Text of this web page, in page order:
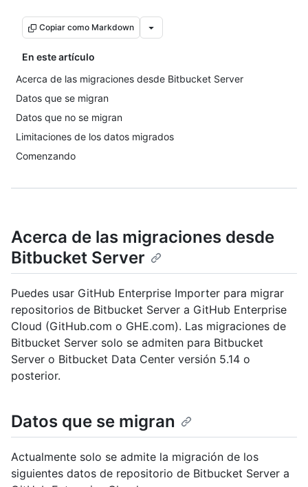
Copiar como Markdown
En este artículo
Acerca de las migraciones desde Bitbucket Server
Datos que se migran
Datos que no se migran
Limitaciones de los datos migrados
Comenzando
Acerca de las migraciones desde
Bitbucket Server
Puedes usar GitHub Enterprise Importer para migrar
repositorios de Bitbucket Server a GitHub Enterprise
Cloud (GitHub.com o GHE.com). Las migraciones de
Bitbucket Server solo se admiten para Bitbucket
Server o Bitbucket Data Center versión 5.14 o
posterior.
Datos que se migran
Actualmente solo se admite la migración de los
siguientes datos de repositorio de Bitbucket Server a